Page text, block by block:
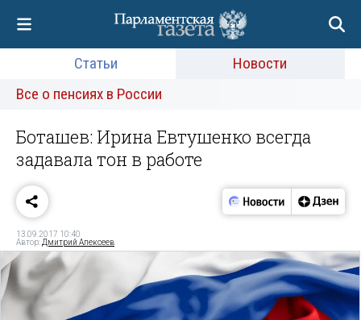
Статьи
Новости
Все о пенсиях в России
Боташев: Ирина Евтушенко всегда
задавала тон в работе
13.09.2017 10:40
Автор: Дмитрий Алексеев